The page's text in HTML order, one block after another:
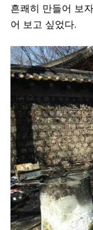
흔쾌히 만들어 보
어 보고 싶었다.